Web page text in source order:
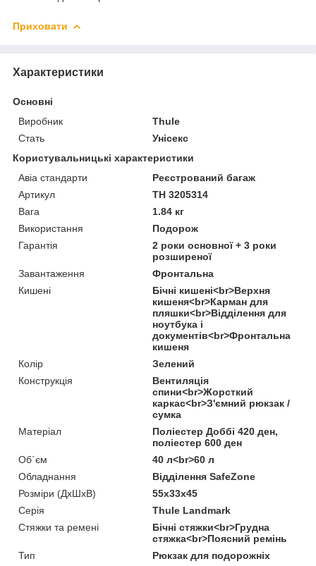
Приховати
Характеристики
Основні
Виробник
Thule
Стать
Унісекс
Користувальницькі характеристики
Авіа стандарти
Реєстрований багаж
Артикул
TH 3205314
Вага
1.84 кг
Використання
Подорож
Гарантія
2 роки основної + 3 роки
розширеної
Завантаження
Фронтальна
Кишені
Бічні кишені<br>Верхня
кишеня<br>Карман для
пляшки<br>Відділення для
ноутбука і
документів<br>Фронтальна
кишеня
Колір
Зелений
Конструкція
Вентиляція
спини<br>Жорсткий
каркас<br>З'ємний рюкзак /
сумка
Матеріал
Поліестер Доббі 420 ден,
поліестер 600 ден
Об`єм
40 л<br>60 л
Обладнання
Відділення SafeZone
Розміри (ДхШхВ)
55x33x45
Серія
Thule Landmark
Стяжки та ремені
Бічні стяжки<br>Грудна
стяжка<br>Поясний ремінь
Тип
Рюкзак для подорожніх